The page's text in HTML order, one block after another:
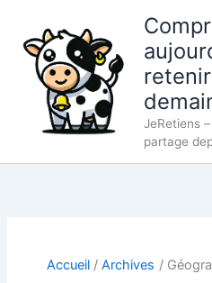
contenu
JeRetiens
partage
Accueil Archives